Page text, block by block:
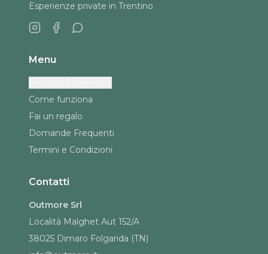
Esperienze private in Trentino
Menu
Come funziona
Fai un regalo
Domande Frequenti
Termini e Condizioni
Contatti
Outmore Srl
Località Malghet Aut 152/A
38025 Dimaro Folgarida (TN)